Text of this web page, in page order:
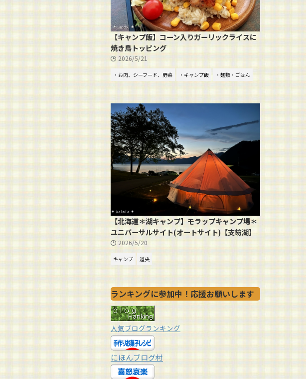
【キャンプ飯】コーン入りガーリックライスに
焼き鳥トッピング
2026/5/21
・お肉、シーフード、野菜 ・キャンプ飯 ・麺類・ごはん
【北海道＊湖キャンプ】モラップキャンプ場＊
ユニバーサルサイト(オートサイト)【支笏湖】
2026/5/20
キャンプ 道央
ランキングに参加中！応援お願いします
人気ブログランキング
にほんブログ村